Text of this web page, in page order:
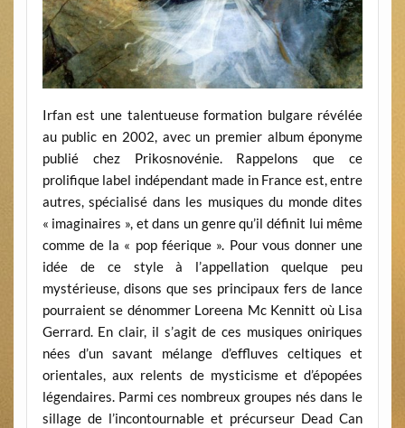
Irfan est une talentueuse formation bulgare révélée
au public en 2002, avec un premier album éponyme
publié chez Prikosnovénie. Rappelons que ce
prolifique label indépendant made in France est, entre
autres, spécialisé dans les musiques du monde dites
« imaginaires », et dans un genre qu’il définit lui même
comme de la « pop féerique ». Pour vous donner une
idée de ce style à l’appellation quelque peu
mystérieuse, disons que ses principaux fers de lance
pourraient se dénommer Loreena Mc Kennitt où Lisa
Gerrard. En clair, il s’agit de ces musiques oniriques
nées d’un savant mélange d’effluves celtiques et
orientales, aux relents de mysticisme et d’épopées
légendaires. Parmi ces nombreux groupes nés dans le
sillage de l’incontournable et précurseur Dead Can